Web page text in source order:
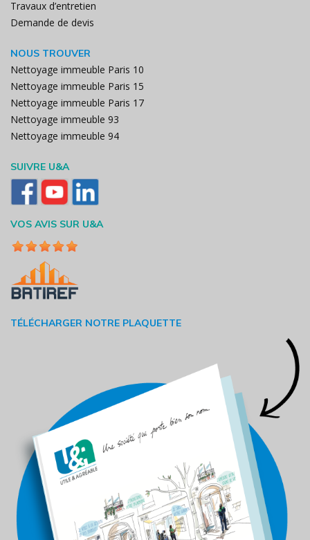
Travaux d’entretien
Demande de devis
NOUS TROUVER
Nettoyage immeuble Paris 10
Nettoyage immeuble Paris 15
Nettoyage immeuble Paris 17
Nettoyage immeuble 93
Nettoyage immeuble 94
SUIVRE U&A
VOS AVIS SUR U&A
TÉLÉCHARGER NOTRE PLAQUETTE